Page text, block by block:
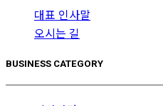
대표 인사말
오시는 길
BUSINESS CATEGORY